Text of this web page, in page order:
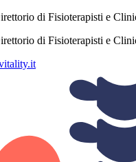
di Fisioterapisti e
di Fisioterapisti e